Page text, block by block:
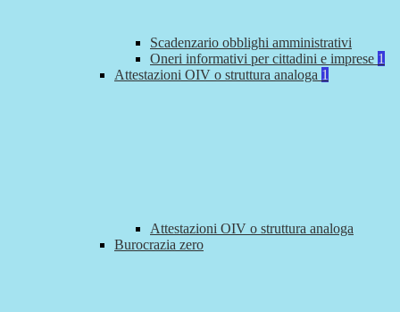
Scadenzario obblighi amministrativi
Oneri informativi per cittadini e imprese 1
Attestazioni OIV o struttura analoga 1
Attestazioni OIV o struttura analoga
Burocrazia zero